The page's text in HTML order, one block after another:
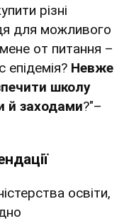
різні
для можливого
от питання –
епідемія? Невже
школу
й заходами?"–
освіти,